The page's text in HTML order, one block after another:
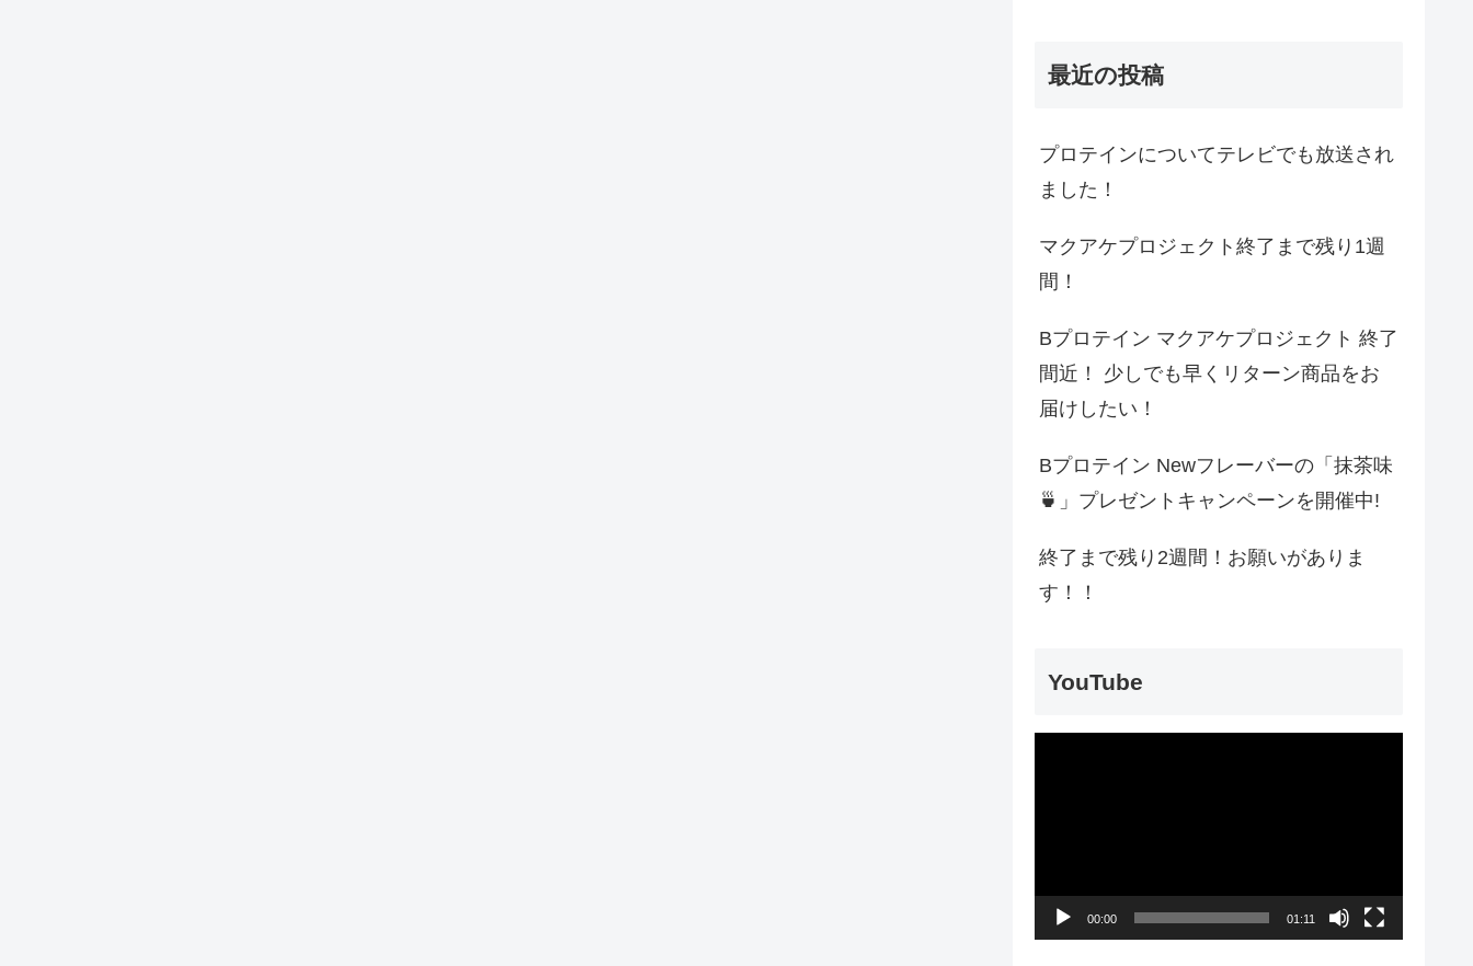
最近の投稿
プロテインについてテレビでも放送され
ました！
マクアケプロジェクト終了まで残り1週
間！
Bプロテイン マクアケプロジェクト 終了
間近！ 少しでも早くリターン商品をお
届けしたい！
Bプロテイン Newフレーバーの「抹茶味
🍵」プレゼントキャンペーンを開催中!
終了まで残り2週間！お願いがありま
す！！
YouTube
00:00 01:11